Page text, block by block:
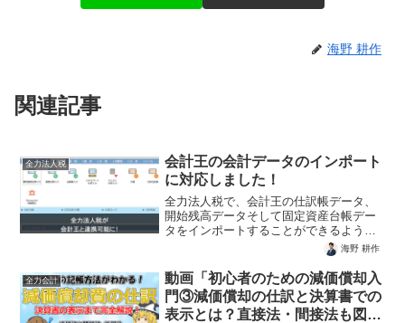
海野 耕作
関連記事
全力法人税
会計王の会計データのインポート
に対応しました！
全力法人税で、会計王の仕訳帳データ、
開始残高データそして固定資産台帳デー
タをインポートすることができるように
なりました！これで会計王をお使いの方
は誰でもかんたんに法人税の申告書を作
成できるようになりました。会計王の会
計データをインポートする...
海野 耕作
全力会計
動画「初心者のための減価償却入
門③減価償却の仕訳と決算書での
表示とは？直接法・間接法も図解